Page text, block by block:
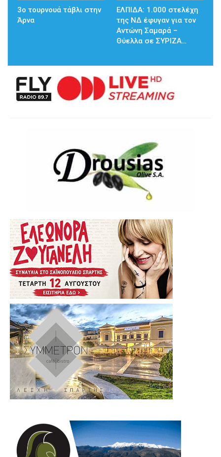
3ο τουρνουά τάβλι στην
Άρνα
ΕΛΠΙΔΑ: 1.000 στελέχη
της ΝΔ έφυγαν για τον
Αντώνη Σαμαρά –
Θύελλα σε ΣΥΡΙΖΑ…